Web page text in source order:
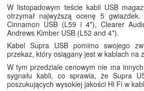
W listopadowym teście kabli USB
otrzymał najwyższą ocenę 5
Cinnamon USB (L59 i 4*), Clearer
Andrews Kimber USB (L52 and 4*).
Kabel Supra USB pomimo swojego
przekaz, który osiągany jest w kablach na
W tym przedziale cenowym nie ma
sygnału kabli, co sprawia, że Supra
poszukujących wysokiej jakości Hi Fi w